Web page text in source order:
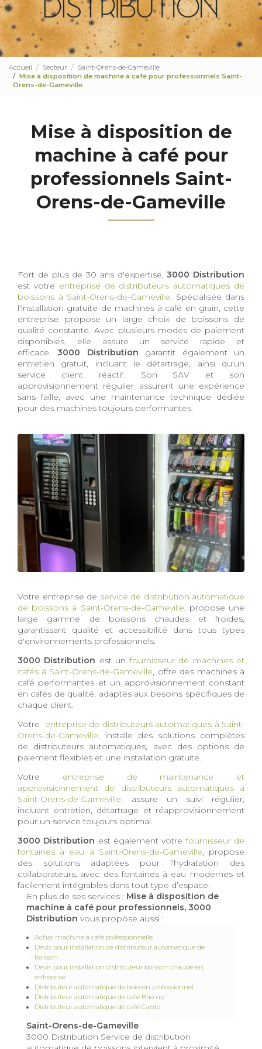
Accueil Secteur
Saint-Orens-de-Gameville
Mise à disposition de machine à café pour professionnels Saint-
Orens-de-Gameville
Mise à disposition de
machine à café pour
professionnels Saint-
Orens-de-Gameville
Fort de plus de 30 ans d'expertise,3000 Distribution
est votre entreprise de distributeurs automatiques de
boissons à Saint-Orens-de-Gameville. Spécialisée dans
l'installation gratuite de machines à café en grain, cette
entreprise propose un large choix de boissons de
qualité constante. Avec plusieurs modes de paiement
disponibles, elle assure un service rapide et
efficace.3000 Distribution garantit également un
entretien gratuit, incluant le détartrage, ainsi qu'un
service client réactif. Son SAV et son
approvisionnement régulier assurent une expérience
sans faille, avec une maintenance technique dédiée
pour des machines toujours performantes.
Votre entreprise de service de distribution automatique
de boissons à Saint-Orens-de-Gameville, propose une
large gamme de boissons chaudes et froides,
garantissant qualité et accessibilité dans tous types
d'environnements professionnels.
3000 Distribution est un fournisseur de machines et
cafés à Saint-Orens-de-Gameville, offre des machines à
café performantes et un approvisionnement constant
en cafés de qualité, adaptés aux besoins spécifiques de
chaque client.
Votre entreprise de distributeurs automatiques à Saint-
Orens-de-Gameville, installe des solutions complètes
de distributeurs automatiques, avec des options de
paiement flexibles et une installation gratuite.
Votre entreprise de maintenance et
approvisionnement de distributeurs automatiques à
Saint-Orens-de-Gameville, assure un suivi régulier,
incluant entretien, détartrage et réapprovisionnement
pour un service toujours optimal.
3000 Distribution est également votrefournisseur de
fontaines à eau à Saint-Orens-de-Gameville, propose
des solutions adaptées pour l’hydratation des
collaborateurs, avec des fontaines à eau modernes et
facilement intégrables dans tout type d’espace.
En plus de ses services : Mise à disposition de
machine à café pour professionnels, 3000
Distribution vous propose aussi :
Achat machine à café professionnelle
Devis pour installation de distributeur automatique de
boisson
Devis pour installation distributeur boisson chaude en
entreprise
Distributeur automatique de boisson professionnel
Distributeur automatique de café Brio up
Distributeur automatique de café Canto
Saint-Orens-de-Gameville
3000 Distribution Service de distribution